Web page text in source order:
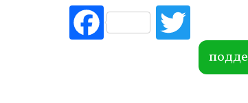
Fac
ebo itte
r